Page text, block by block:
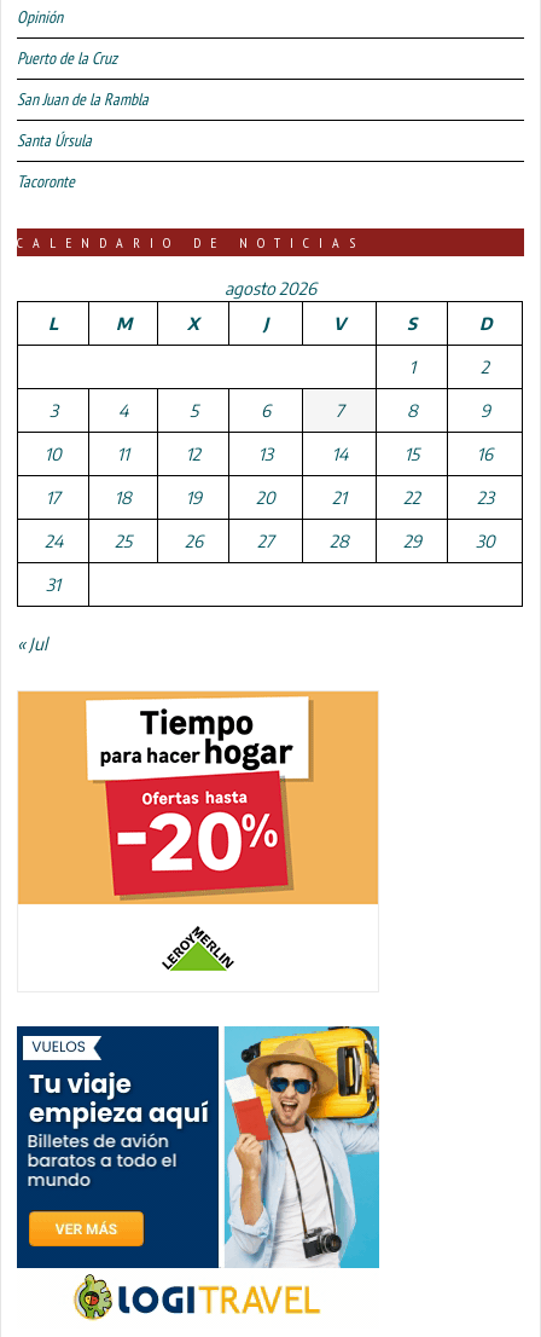
Opinión
Puerto de la Cruz
San Juan de la Rambla
Santa Úrsula
Tacoronte
CALENDARIO DE NOTICIAS
agosto 2026
L
M X J V S D
1 2
3 4 5 6 7 8 9
10 11 12 13 14 15 16
17 18 19 20 21 22 23
24 25 26 27 28 29 30
31
« Jul